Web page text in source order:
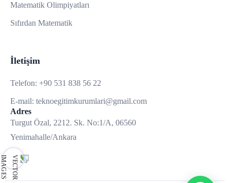
Matematik Olimpiyatları
Sıfırdan Matematik
İletişim
Telefon: +90 531 838 56 22
E-mail: teknoegitimkurumlari@gmail.com
Adres
Turgut Özal, 2212. Sk. No:1/A, 06560
Yenimahalle/Ankara